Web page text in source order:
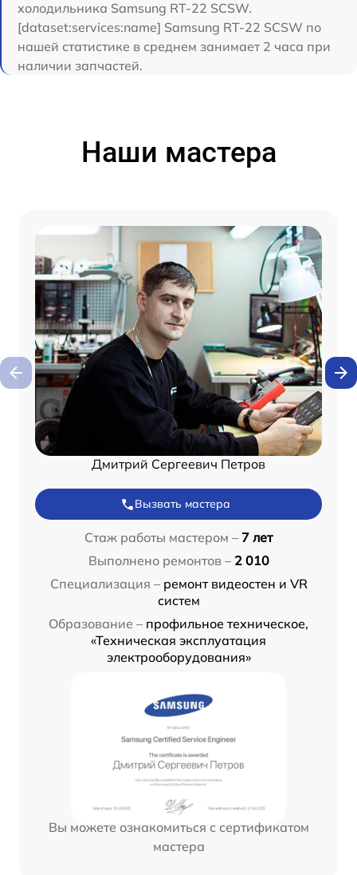
холодильника Samsung RT-22 SCSW.
[dataset:services:name] Samsung RT-22 SCSW по
нашей статистике в среднем занимает 2 часа при
наличии запчастей.
Наши мастера
Дмитрий Сергеевич Петров
Вызвать мастера
Стаж работы мастером – 7 лет
Выполнено ремонтов – 2 010
Специализация – ремонт видеостен и VR
систем
Образование – профильное техническое,
«Техническая эксплуатация
электрооборудования»
Вы можете ознакомиться с сертификатом
мастера